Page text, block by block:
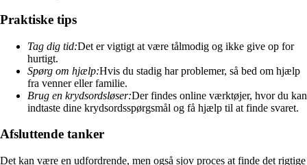
Praktiske tips
Tag dig tid:Det er vigtigt at være tålmodig og ikke give op for
hurtigt.
Spørg om hjælp:Hvis du stadig har problemer, så bed om hjælp
fra venner eller familie.
Brug en krydsordsløser:Der findes online værktøjer, hvor du kan
indtaste dine krydsordsspørgsmål og få hjælp til at finde svaret.
Afsluttende tanker
Det kan være en udfordrende, men også sjov proces at finde det rigtige